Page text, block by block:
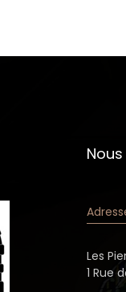
Les
1 Rue